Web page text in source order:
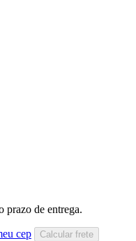
prazo de entrega.
cep Calcular frete